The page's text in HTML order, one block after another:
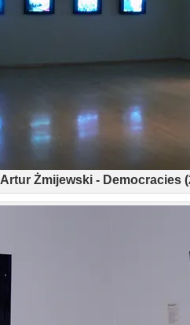
Artur Żmijewski - Democracies